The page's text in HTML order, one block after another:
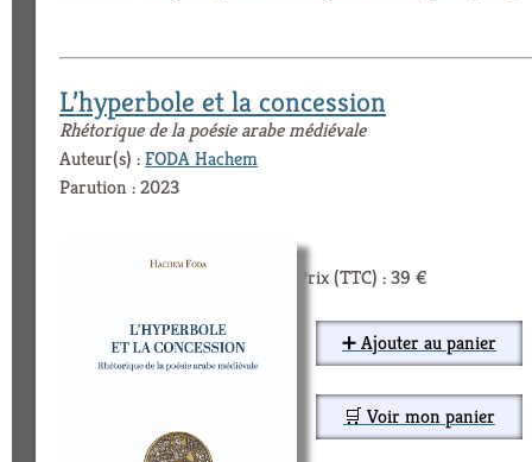
L’hyperbole et la concession
Rhétorique de la poésie arabe médiévale
Auteur(s) :FODA Hachem
Parution : 2023
Prix (TTC) : 39 €
➕ Ajouter au panier
🛒 Voir mon panier